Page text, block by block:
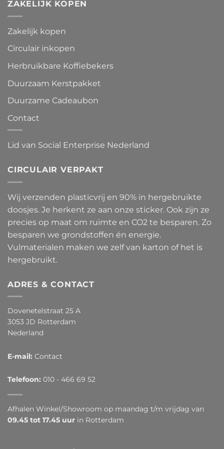
ZAKELIJK KOPEN
Zakelijk kopen
Circulair inkopen
Herbruikbare Koffiebekers
Duurzaam Kerstpakket
Duurzame Cadeaubon
Contact
Lid van Social Enterprise Nederland
CIRCULAIR VERPAKT
Wij verzenden plasticvrij en 90% in hergebruikte
doosjes. Je herkent ze aan onze sticker. Ook zijn ze
precies op maat om ruimte en CO2 te besparen. Zo
besparen we grondstoffen én energie.
Vulmaterialen maken we zelf van karton of het is
hergebruikt.
ADRES & CONTACT
Dovenetelstraat 25 A
3053 JD Rotterdam
Nederland
E-mail: Contact
Telefoon: 010 - 466 69 52
Afhalen Winkel/Showroom op maandag t/m vrijdag van
09.45 tot 17.45 uur in Rotterdam